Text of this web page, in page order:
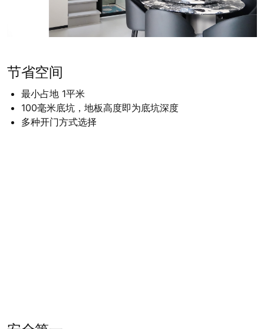
节省空间
最小占地 1平米
100毫米底坑，地板高度即为底坑深度
多种开门方式选择